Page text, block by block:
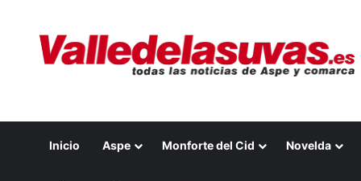
Inicio Aspe Monforte del Cid Novelda